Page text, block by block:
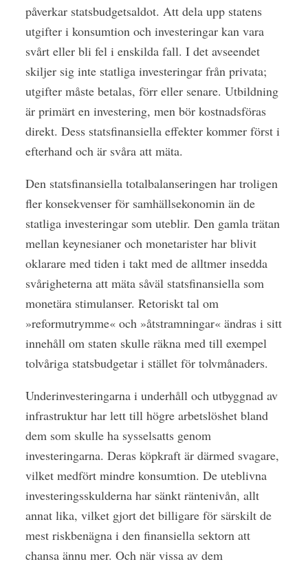
påverkar statsbudgetsaldot. Att dela upp statens
utgifter i konsumtion och investeringar kan vara
svårt eller bli fel i enskilda fall. I det avseendet
skiljer sig inte statliga investeringar från privata;
utgifter måste betalas, förr eller senare. Utbildning
är primärt en investering, men bör kostnadsföras
direkt. Dess statsfinansiella effekter kommer först i
efterhand och är svåra att mäta.
Den statsfinansiella totalbalanseringen har troligen
fler konsekvenser för samhällsekonomin än de
statliga investeringar som uteblir. Den gamla trätan
mellan keynesianer och monetarister har blivit
oklarare med tiden i takt med de alltmer insedda
svårigheterna att mäta såväl statsfinansiella som
monetära stimulanser. Retoriskt tal om
»reformutrymme« och »åtstramningar« ändras i sitt
innehåll om staten skulle räkna med till exempel
tolvåriga statsbudgetar i stället för tolvmånaders.
Underinvesteringarna i underhåll och utbyggnad av
infrastruktur har lett till högre arbetslöshet bland
dem som skulle ha sysselsatts genom
investeringarna. Deras köpkraft är därmed svagare,
vilket medfört mindre konsumtion. De uteblivna
investeringsskulderna har sänkt räntenivån, allt
annat lika, vilket gjort det billigare för särskilt de
mest riskbenägna i den finansiella sektorn att
chansa ännu mer. Och när vissa av dem